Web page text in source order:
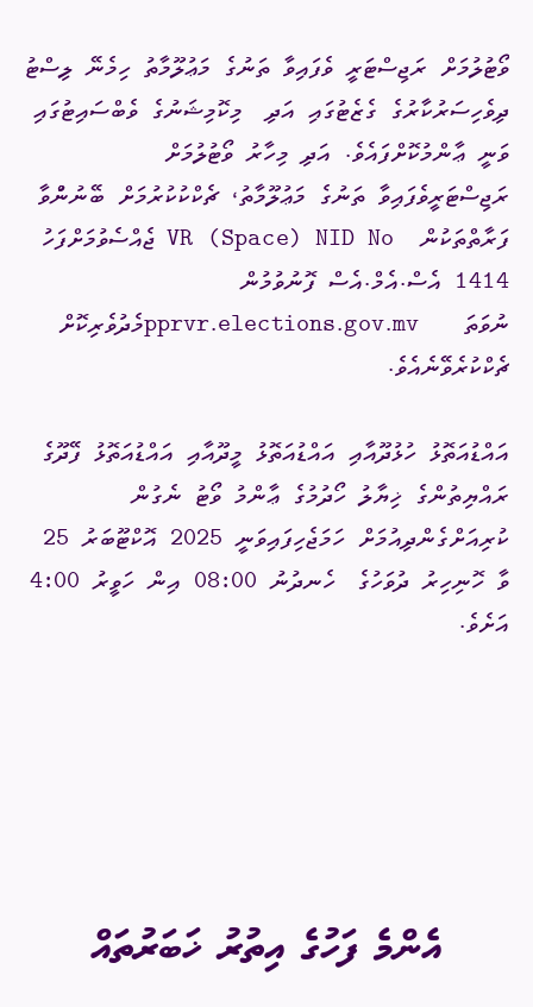
ވޯޓުލުމަށް ރަޖިސްޓަރީ ވެފައިވާ ތަނުގެ މަޢުލޫމާތު ހިމެނޭ ލިސްޓު
ދިވެހިސަރުކާރުގެ ގެޒެޓުގައި އަދި މިކޮމިޝަނުގެ ވެބްސައިޓުގައި
ވަނީ ޢާންމުކޮށްފައެވެ. އަދި މިހާރު ވޯޓުލުމަށް
ރަޖިސްޓަރީވެފައިވާ ތަނުގެ މަޢުލޫމާތު، ޗެކްކުކުރުމަށް ބޭނުންުވާ
ފަރާތްތަކުން
VR (Space) NID No ޖެއްސެވުމަށްފަހު
1414 އެސް.އެމް.އެސް ފޮނުވުމުން
ނުވަތަ
pprvr.elections.gov.mvމެދުވެރިކޮށް
ޗެކްކުރެވޭނެއެވެ.
އައްޑުއަތޮޅު ހުޅުދޫއާއި އައްޑުއަތޮޅު މީދޫއާއި އައްޑުއަތޮޅު ފޭދޫގެ
ރައްޔިތުންގެ ޚިޔާލު ހޯދުމުގެ ޢާންމު ވޯޓު ނެގުން
ކުރިއަށްގެންދިއުމަށް ހަމަޖެހިފައިވަނީ 2025 އޮކްޓޫބަރު 25
ވާ ހޮނިހިރު ދުވަހުގެ
ހެނދުނު 08:00 އިން ހަވީރު 4:00
އަށެވެ.
އެންމެ ފަހުގެ އިތުރު ޚަބަރުތައް